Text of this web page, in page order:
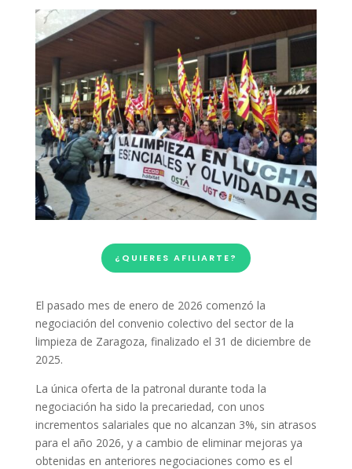
¿QUIERES AFILIARTE?
El pasado mes de enero de 2026 comenzó la
negociación del convenio colectivo del sector de la
limpieza de Zaragoza, finalizado el 31 de diciembre de
2025.
La única oferta de la patronal durante toda la
negociación ha sido la precariedad, con unos
incrementos salariales que no alcanzan 3%, sin atrasos
para el año 2026, y a cambio de eliminar mejoras ya
obtenidas en anteriores negociaciones como es el